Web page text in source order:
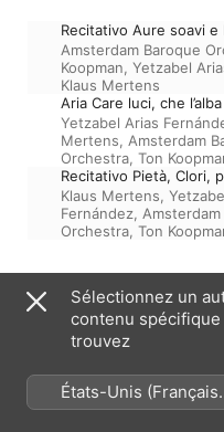
Recitativo Aure soavi e
Amsterdam Baroque
Koopman, Yetzabel
Klaus Mertens
Aria Care luci, che
Yetzabel Arias
Mertens, Amsterdam
Orchestra, Ton
Recitativo Pietà, Clori,
Klaus Mertens,
Fernández,
Orchestra, Ton
9 septembre 2016
3 morceaux, 3 minutes
℗ 2016 Challenge Classics
Sélectionnez un
contenu
trouvez
États-Unis (Français
France)